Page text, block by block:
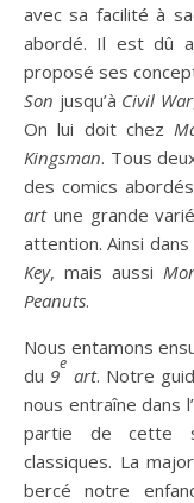
avec sa facilité à
abordé. Il est dû
proposé ses
Son jusqu’à Civil War
On lui doit chez
Kingsman. Tous
des comics
artune grande
attention. Ainsi
Key, mais aussi
Peanuts.
Nous entamons
du 9
e
art. Notre
nous entraîne dans
partie de cette
classiques. La
bercé notre